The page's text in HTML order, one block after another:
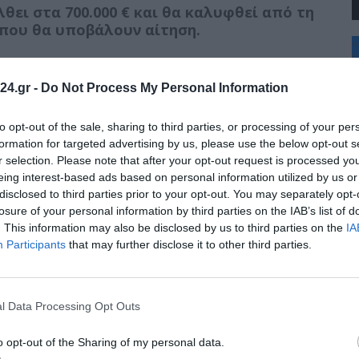
- Do Not Process My Personal Information
opt-out of the sale, sharing to third parties, or processing of your
for targeted advertising by us, please use the below opt-out
selection. Please note that after your opt-out request is processed
interest-based ads based on personal information utilized by us
to third parties prior to your opt-out. You may separately
of your personal information by third parties on the IAB’s list of
This information may also be disclosed by us to third parties on the
Participants that may further disclose it to other third parties.
Data Processing Opt Outs
opt-out of the Sharing of my personal data.
στα 700.000 € και θα καλυφθεί από τη
θα υποβάλουν αίτηση.
Κωστής Χατζηδάκης δήλωσε:
των πολιτικών που εφαρμόζουμε. Η
Εργασίας, σε συνδυασμό με την ευρύτερη
της ανεργίας συνολικά και ειδικότερα των
κατάρτισης, ενίσχυσης της απασχόλησης
οποία επεκτείνονται με χρηματοδότηση από το
Παράλληλα με την μεταρρύθμιση στις
πολιτική και τις δράσεις για τη
ζωής στηρίζουμε στην πράξη τους νέους και τα
με τα οποία θα μπορέσουν να πορευτούν στη
ζωής για τους νέους!».
Κεραμέως δήλωσε:
συνεργασίας μεταξύ ΔΥΠΑ και ΙΝΕΔΙΒΙΜ στον
+
°